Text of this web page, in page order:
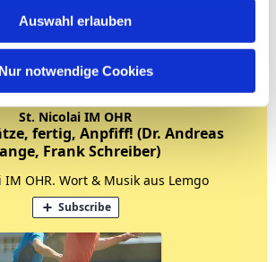
Auswahl erlauben
Nur notwendige Cookies